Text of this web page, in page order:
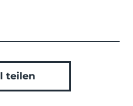
teilen